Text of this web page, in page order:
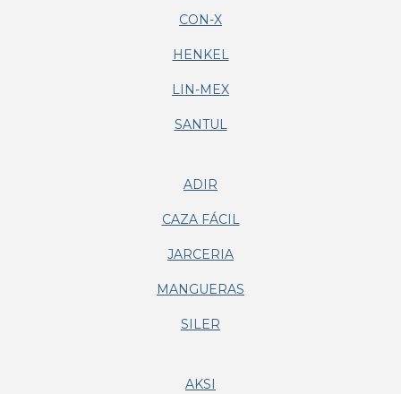
CON-X
HENKEL
LIN-MEX
SANTUL
ADIR
CAZA FÁCIL
JARCERIA
MANGUERAS
SILER
AKSI